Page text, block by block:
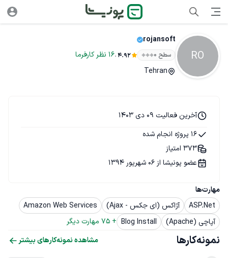
RO
rojansoft
سطح ۰ 4.92
.
16 نظر کارفرما
Tehran
مهارت‌ها
ASP.Net
آژاکس (ای جکس - Ajax)
Amazon Web Services
آپاچی (Apache)
Blog Install
+
75 مهارت دیگر
آخرین فعالیت 09 دی 1403
16 پروژه انجام شده
373 امتیاز
عضو پونیشا از 06 شهریور 1394
نمونه‌کارها مشاهده نمونه‌کارهای بیشتر